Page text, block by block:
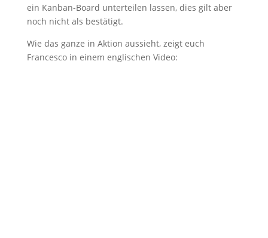
ein Kanban-Board unterteilen lassen, dies gilt aber
noch nicht als bestätigt.
Wie das ganze in Aktion aussieht, zeigt euch
Francesco in einem englischen Video: